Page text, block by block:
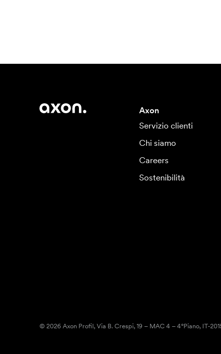
Axon
Servizio clienti
Chi siamo
Careers
Sostenibilità
© 2026 Axon Profil, Via B. Crespi, 19 – MAC 4 – 4°Piano, IT-